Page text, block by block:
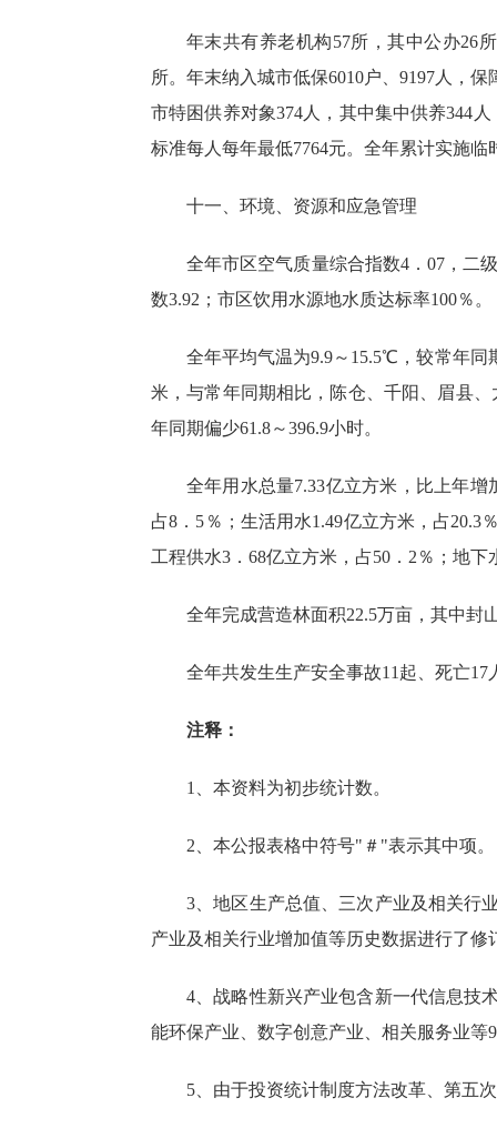
年末共有养老机构57所，其中公办26
所。年末纳入城市低保6010户、9197人，
市特困供养对象374人，其中集中供养344
标准每人每年最低7764元。全年累计实施临
十一、环境、资源和应急管理
全年市区空气质量综合指数4．07 ，二
数3.92 ；市区饮用水源地水质达标率100％。
全年平均气温为9.9～15.5℃，较常年同
米，与常年同期相比，陈仓、千阳、眉县
年同期偏少61.8～396.9小时。
全年用水总量7.33亿立方米，比上年增
占8． 5 ％；生活用水1.49亿立方米，占20.3
工程供水3． 68亿立方米，占50． 2 ％；地下
全年完成营造林面积22.5万亩，其中封
全年共发生生产安全事故11起、死亡17
注释：
1、本资料为初步统计数。
2、本公报表格中符号"＃"表示其中项。
3、地区生产总值、三次产业及相关行
产业及相关行业增加值等历史数据进行了修
4、战略性新兴产业包含新一代信息技
能环保产业、数字创意产业、相关服务业等
5、由于投资统计制度方法改革、第五